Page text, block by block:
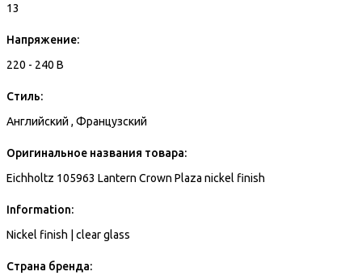
13
Напряжение:
220 - 240 В
Стиль:
Английский , Французский
Оригинальное названия товара:
Eichholtz 105963 Lantern Crown Plaza nickel finish
Information:
Nickel finish | clear glass
Страна бренда: